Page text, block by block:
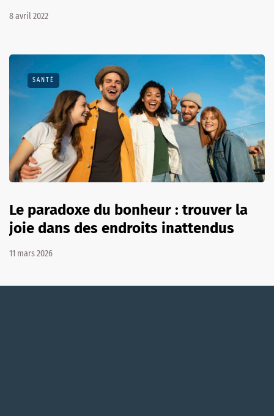
8 avril 2022
SANTÉ
Le paradoxe du bonheur : trouver la
joie dans des endroits inattendus
11 mars 2026